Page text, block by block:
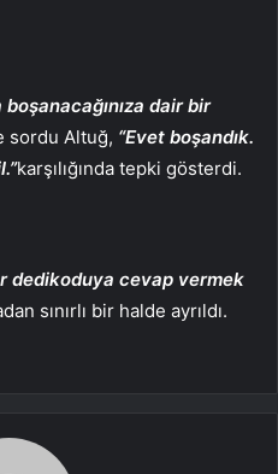
boşanacağınıza dair bir
sordu Altuğ, “Evet boşandık.
karşılığında tepki gösterdi.
dedikoduya cevap vermek
sınırlı bir halde ayrıldı.